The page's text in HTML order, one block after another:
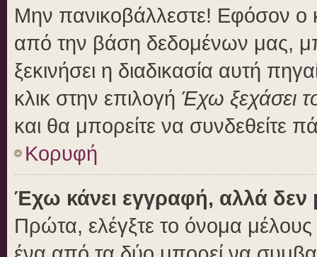
Μην πανικοβάλλεστε! Εφόσον ο
από την βάση δεδομένων μας,
ξεκινήσει η διαδικασία αυτή
κλικ στην επιλογή Έχω ξεχάσει
και θα μπορείτε να συνδεθείτε
Κορυφή
Έχω κάνει εγγραφή, αλλά
Πρώτα, ελέγξτε το όνομα μέλους